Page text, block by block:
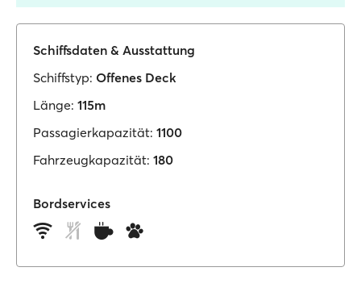
Schiffsdaten & Ausstattung
Schiffstyp: Offenes Deck
Länge: 115m
Passagierkapazität: 1100
Fahrzeugkapazität: 180
Bordservices